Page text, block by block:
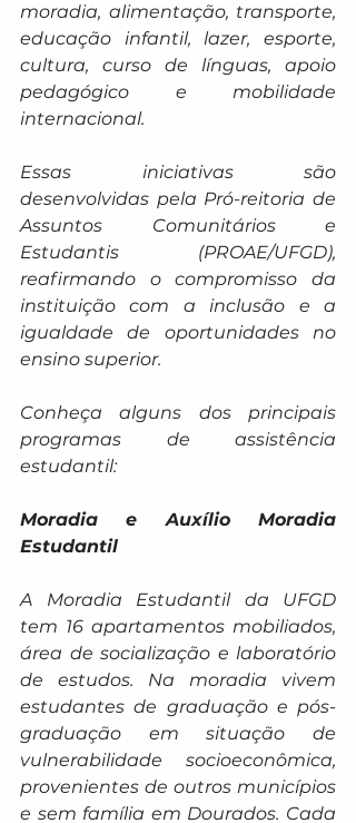
moradia, alimentação, transporte,
educação infantil, lazer, esporte,
cultura, curso de línguas, apoio
pedagógico e mobilidade
internacional.
Essas iniciativas são
desenvolvidas pela Pró-reitoria de
Assuntos Comunitários e
Estudantis (PROAE/UFGD),
reafirmando o compromisso da
instituição com a inclusão e a
igualdade de oportunidades no
ensino superior.
Conheça alguns dos principais
programas de assistência
estudantil:
Moradia e Auxílio Moradia
Estudantil
A Moradia Estudantil da UFGD
tem 16 apartamentos mobiliados,
área de socialização e laboratório
de estudos. Na moradia vivem
estudantes de graduação e pós-
graduação em situação de
vulnerabilidade socioeconômica,
provenientes de outros municípios
e sem família em Dourados. Cada